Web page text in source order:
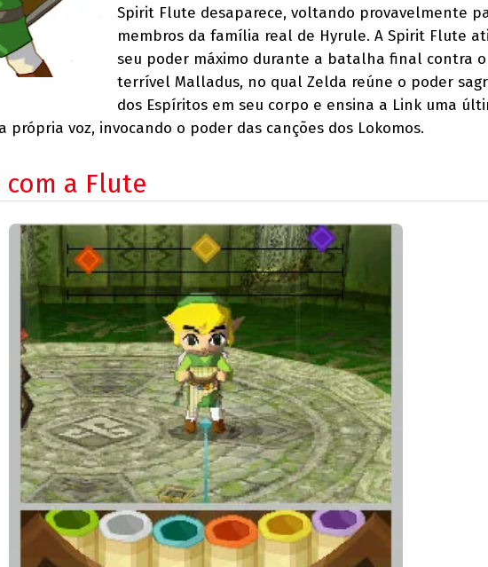
Spirit Flute desaparece, voltando provavelmente
membros da família real de Hyrule. A Spirit Flute
seu poder máximo durante a batalha final contra o
terrível Malladus, no qual Zelda reúne o poder
dos Espíritos em seu corpo e ensina a Link uma
própria voz, invocando o poder das canções dos Lokomos.
a Flute